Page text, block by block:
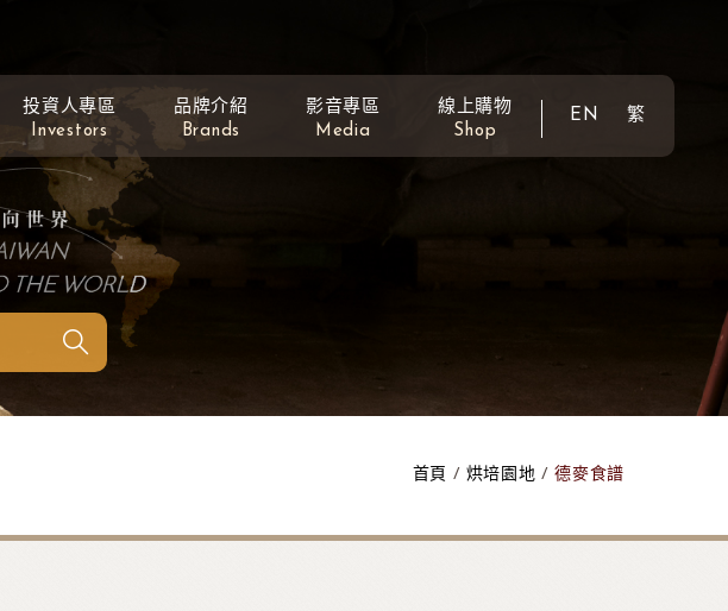
投資人專區
Investors
品牌介紹
Brands
影音專區
Media
線上購物
Shop
EN 繁
首頁 烘培園地 德麥食譜